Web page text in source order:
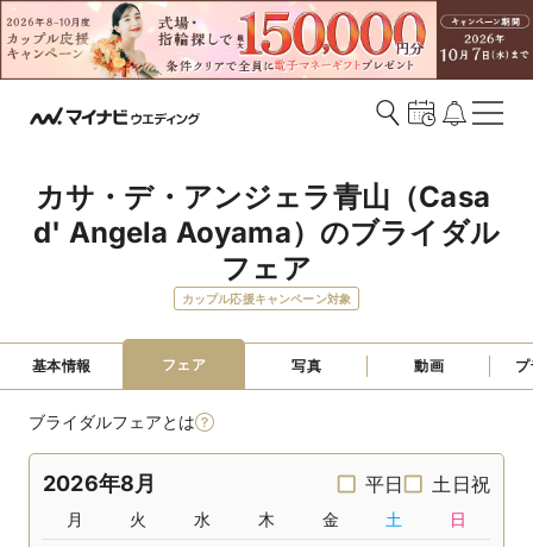
カサ・デ・アンジェラ青山（Casa
d' Angela Aoyama）のブライダル
フェア
カップル応援キャンペーン対象
基本情報 フェア 写真 動画
ブライダルフェアとは
2026年8月 平日 土日祝
月 火 水 木 金 土 日